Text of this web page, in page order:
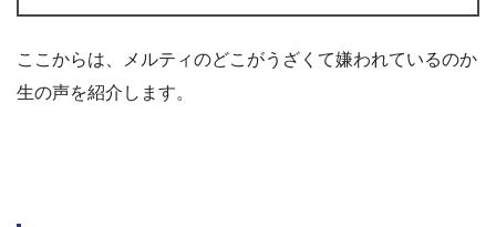
ここからは、メルティのどこがうざくて嫌われているのか
生の声を紹介します。